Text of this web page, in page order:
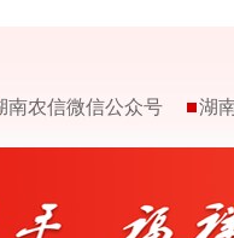
南农信微信公众号 湖